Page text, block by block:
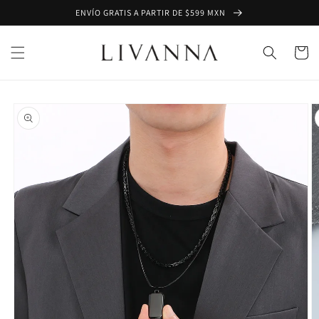
directamente
al contenido
ENVÍO GRATIS A PARTIR DE $599 MXN
Carrito
a la
información